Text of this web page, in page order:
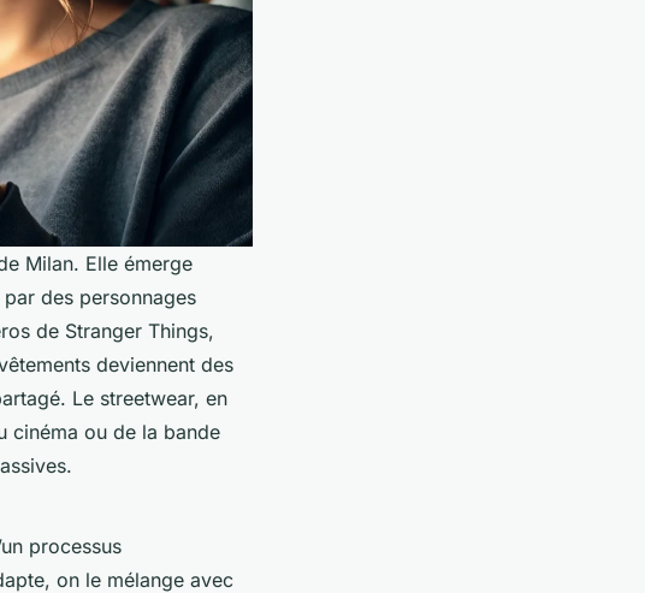
Milan. Elle émerge
des personnages
de Stranger Things,
deviennent des
Le streetwear, en
cinéma ou de la bande
processus
on le mélange avec